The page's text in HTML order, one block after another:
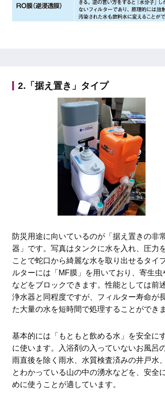
2.「据え置き」タイプ
防災用途に向いているのが「据え置きの非
器」です。写真はタンクに水を入れ、圧力
ことで蛇口から綺麗な水を取り出せるタイ
ルターには「MF膜」を用いており、寄生虫
などをブロックできます。性能としては前
浄水器と同程度ですが、フィルター寿命が
た大量の水を短時間で処理することができま
基本的には「もともと飲める水」を安全に
に使います。入浴剤の入っていないお風呂
雨直後を除く雨水、水質検査済みの井戸水
とわかっている山の中の湧水などを、安全
めに使うことが適しています。